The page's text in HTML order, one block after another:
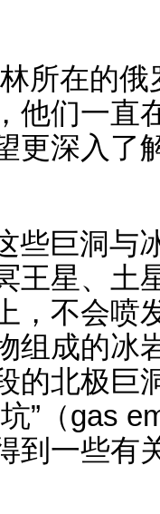
所在的
他们一直
更深入了
些巨洞与
王星、土
，不会喷
组成的冰
的北极巨
”（gas
到一些有